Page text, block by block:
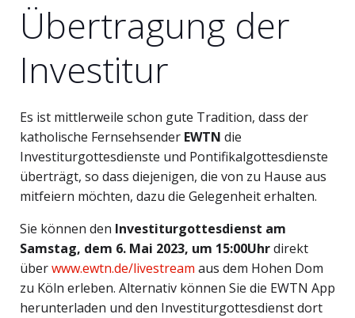
Übertragung der
Investitur
Es ist mittlerweile schon gute Tradition, dass der
katholische Fernsehsender EWTN die
Investiturgottesdienste und Pontifikalgottesdienste
überträgt, so dass diejenigen, die von zu Hause aus
mitfeiern möchten, dazu die Gelegenheit erhalten.
Sie können den Investiturgottesdienst am
Samstag, dem 6. Mai 2023, um 15:00Uhrdirekt
überwww.ewtn.de/livestream aus dem Hohen Dom
zu Köln erleben. Alternativ können Sie die EWTN App
herunterladen und den Investiturgottesdienst dort